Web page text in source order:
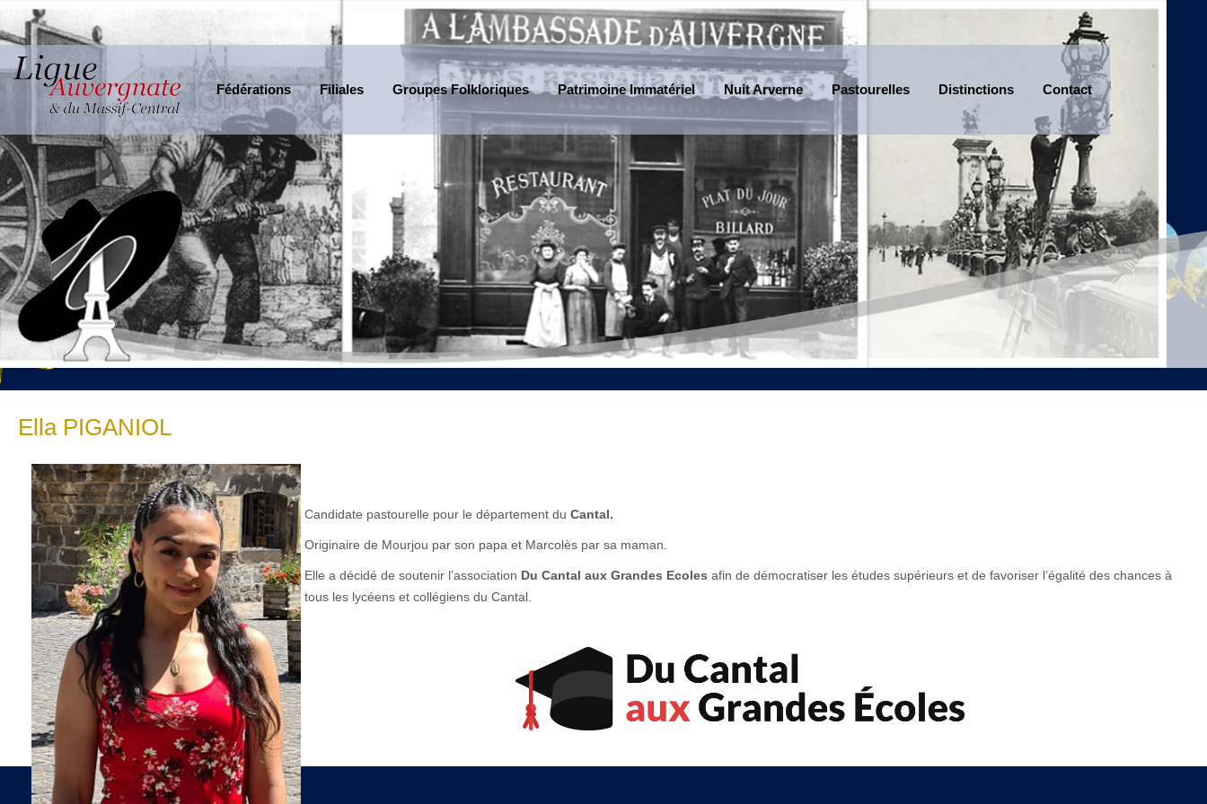
Fédérations Filiales Groupes Folkloriques Patrimoine Immatériel Nuit Arverne Pastourelles Distinctions Contact
Ella PIGANIOL
Candidate pastourelle pour le département du Cantal.
Originaire de Mourjou par son papa et Marcolès par sa maman.
Elle a décidé de soutenir l’association Du Cantal aux Grandes Ecoles afin de démocratiser les études supérieurs et de favoriser l’égalité des chances à
tous les lycéens et collégiens du Cantal.